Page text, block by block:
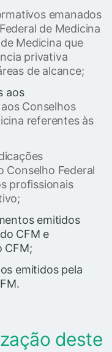
emanados
de Medicina
Medicina que
privativa
de alcance;
aos
Conselhos
referentes às
Conselho Federal
profissionais
emitidos
CFM e
CFM;
emitidos pela
deste